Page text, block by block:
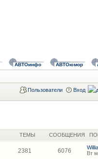
АВТОинфо АВТОюмор
Пользователи Вход
ТЕМЫ СООБЩЕНИЯ
2381 6076
Вт